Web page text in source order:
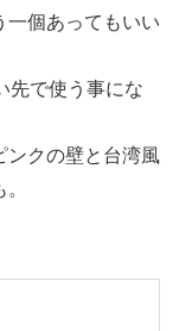
一個あってもいい
先で使う事にな
ンクの壁と台湾風